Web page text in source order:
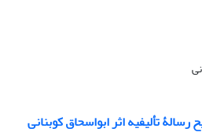
تألیفیه اثر ابواسحاق کوبنانی